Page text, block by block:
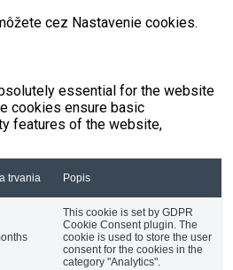
cez Nastavenie cookies.
essential for the website
cookies ensure basic
features of the website,
trvania Popis
This cookie is set by GDPR
Cookie Consent plugin. The
cookie is used to store the user
consent for the cookies in the
category "Analytics".